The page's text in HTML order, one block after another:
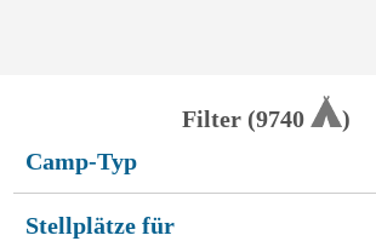
Filter (9740
)
Camp-Typ
Stellplätze für